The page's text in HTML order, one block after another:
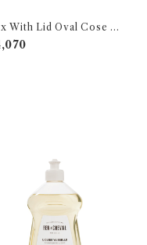
With Lid Oval Cose L